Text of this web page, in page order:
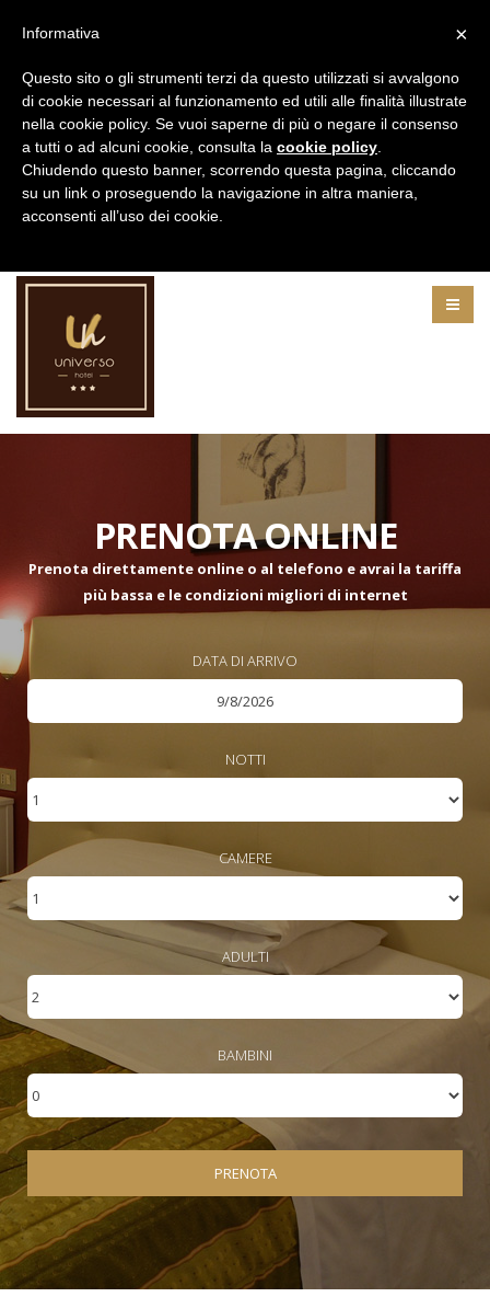
Scrivici
info@universohotel.it
Lingue
PRENOTA ONLINE
Prenota direttamente online o al telefono e avrai la tariffa
più bassa e le condizioni migliori di internet
DATA DI ARRIVO
NOTTI
CAMERE
ADULTI
BAMBINI
×
Informativa
Questo sito o gli strumenti terzi da questo utilizzati si avvalgono
di cookie necessari al funzionamento ed utili alle finalità illustrate
nella cookie policy. Se vuoi saperne di più o negare il consenso
a tutti o ad alcuni cookie, consulta la cookie policy
Chiudendo questo banner, scorrendo questa pagina, cliccando
su un link o proseguendo la navigazione in altra maniera,
acconsenti all’uso dei cookie.